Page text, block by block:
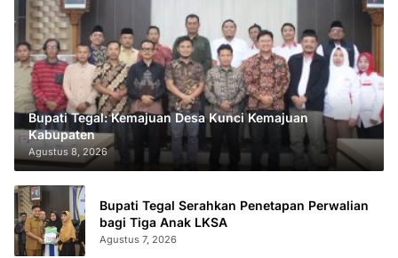
Bupati Tegal: Kemajuan Desa Kunci Kemajuan
Kabupaten
Agustus 8, 2026
Bupati Tegal Serahkan Penetapan Perwalian
bagi Tiga Anak LKSA
Agustus 7, 2026